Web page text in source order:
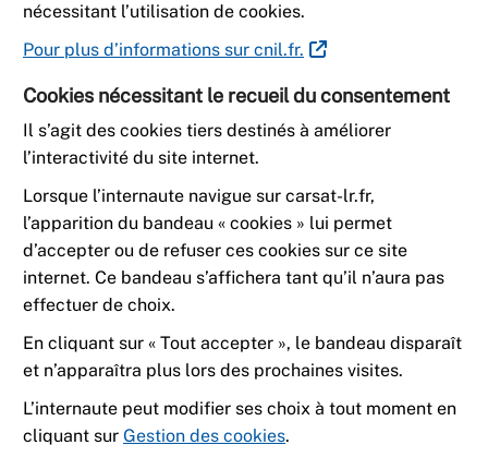
nécessitant l’utilisation de cookies.
Pour plus d’informations sur cnil.fr.
Cookies nécessitant le recueil du consentement
Il s’agit des cookies tiers destinés à améliorer
l’interactivité du site internet.
Lorsque l’internaute navigue sur carsat-lr.fr,
l’apparition du bandeau « cookies » lui permet
d’accepter ou de refuser ces cookies sur ce site
internet. Ce bandeau s’affichera tant qu’il n’aura pas
effectuer de choix.
En cliquant sur « Tout accepter », le bandeau disparaît
et n’apparaîtra plus lors des prochaines visites.
L’internaute peut modifier ses choix à tout moment en
cliquant sur Gestion des cookies.